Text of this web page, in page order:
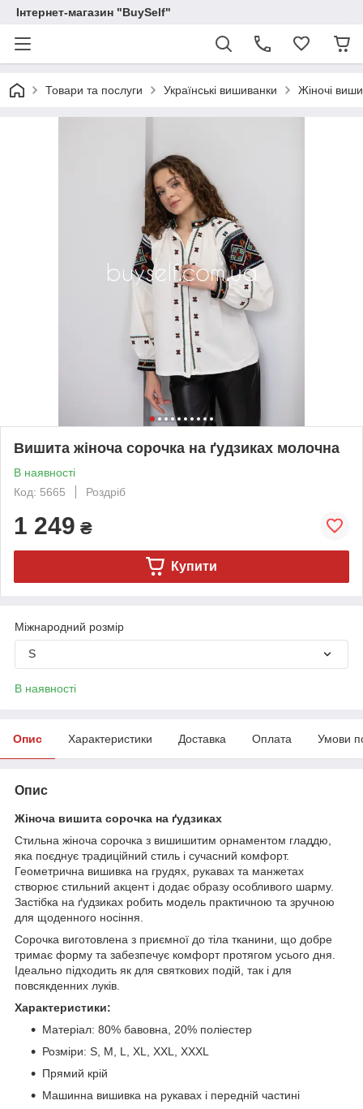
Інтернет-магазин "BuySelf"
Товари та послуги Українські вишиванки Жіночі
Вишита жіноча сорочка на ґудзиках молочна
В наявності
Код: 5665
Роздріб
1 249 ₴
Купити
Міжнародний розмір
S
В наявності
Опис Характеристики Доставка Оплата Умови
Опис
Жіноча вишита сорочка на ґудзиках
Стильна жіноча сорочка з вишишитим орнаментом гладдю,
яка поєднує традиційний стиль і сучасний комфорт.
Геометрична вишивка на грудях, рукавах та манжетах
створює стильний акцент і додає образу особливого шарму.
Застібка на ґудзиках робить модель практичною та зручною
для щоденного носіння.
Сорочка виготовлена з приємної до тіла тканини, що добре
тримає форму та забезпечує комфорт протягом усього дня.
Ідеально підходить як для святкових подій, так і для
повсякденних луків.
Характеристики:
Матеріал: 80% бавовна, 20% поліестер
Розміри: S, M, L, XL, XXL, XXXL
Прямий крій
Машинна вишивка на рукавах і передній частині